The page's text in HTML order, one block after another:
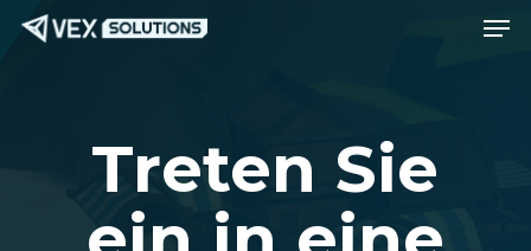
Zum
Hauptinhalt
Treten Sie